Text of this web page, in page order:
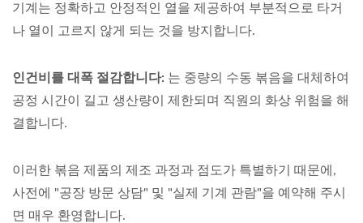
기계는 정확하고 안정적인 열을 제공하여 부분적으로 타거
나 열이 고르지 않게 되는 것을 방지합니다.
인건비를 대폭 절감합니다: 는 중량의 수동 볶음을 대체하여
공정 시간이 길고 생산량이 제한되며 직원의 화상 위험을 해
결합니다.
이러한 볶음 제품의 제조 과정과 점도가 특별하기 때문에,
사전에 "공장 방문 상담" 및 "실제 기계 관람"을 예약해 주시
면 매우 환영합니다.